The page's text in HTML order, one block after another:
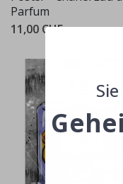
Parfum
11,00 CHF